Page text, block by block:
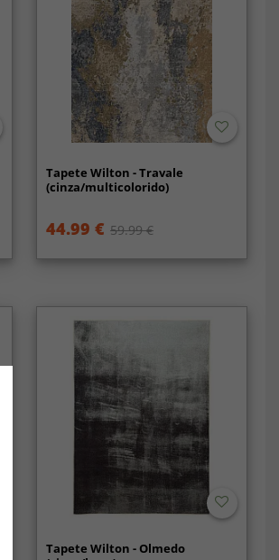
Tapete Wilton - Travale
(cinza/multicolorido)
44.99 € 59.99 €
Tapete Wilton - Olmedo